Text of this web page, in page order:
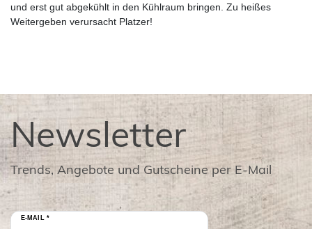
und erst gut abgekühlt in den Kühlraum bringen. Zu heißes
Weitergeben verursacht Platzer!
Newsletter
Trends, Angebote und Gutscheine per E-Mail
E-MAIL *